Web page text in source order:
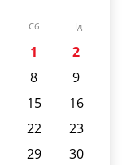
Сб Нд
1
2
8
9
15
16
22
23
29
30